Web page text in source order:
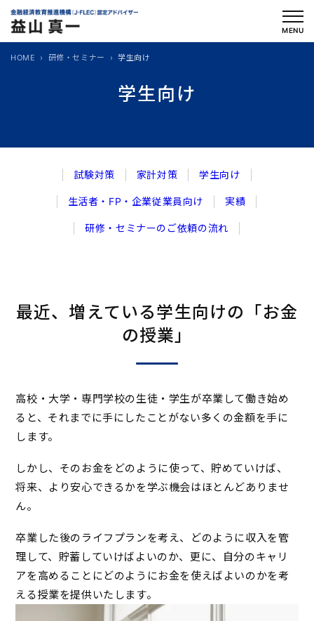
を
MENU
学生向け
HOME 研修・セミナー 学生向け
試験対策 家計対策 学生向け
生活者・FP・企業従業員向け 実績
研修・セミナーのご依頼の流れ
最近、増えている学生向けの「お金
の授業」
高校・大学・専門学校の生徒・学生が卒業して働き始め
ると、それまでに手にしたことがない多くの金額を手に
します。
しかし、そのお金をどのように使って、貯めていけば、
将来、より安心できるかを学ぶ機会はほとんどありませ
ん。
卒業した後のライフプランを考え、どのように収入を管
理して、貯蓄していけばよいのか、更に、自分のキャリ
アを高めることにどのようにお金を使えばよいのかを考
える授業を提供いたします。